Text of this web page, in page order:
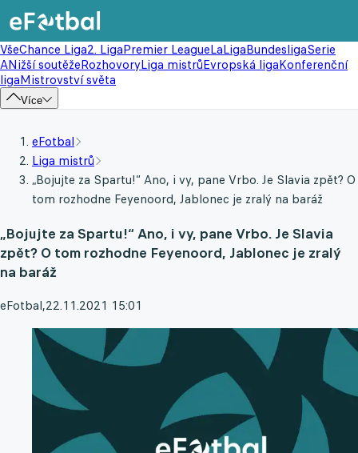
VšeChance Liga2. LigaPremier LeagueLaLigaBundesligaSerie
ANižší soutěžeRozhovoryLiga mistrůEvropská ligaKonferenční
ligaMistrovství světa
Více
eFotbal
Liga mistrů
„Bojujte za Spartu!“ Ano, i vy, pane Vrbo. Je Slavia zpět? O
tom rozhodne Feyenoord, Jablonec je zralý na baráž
„Bojujte za Spartu!“ Ano, i vy, pane Vrbo. Je Slavia
zpět? O tom rozhodne Feyenoord, Jablonec je zralý
na baráž
eFotbal,22.11.2021 15:01